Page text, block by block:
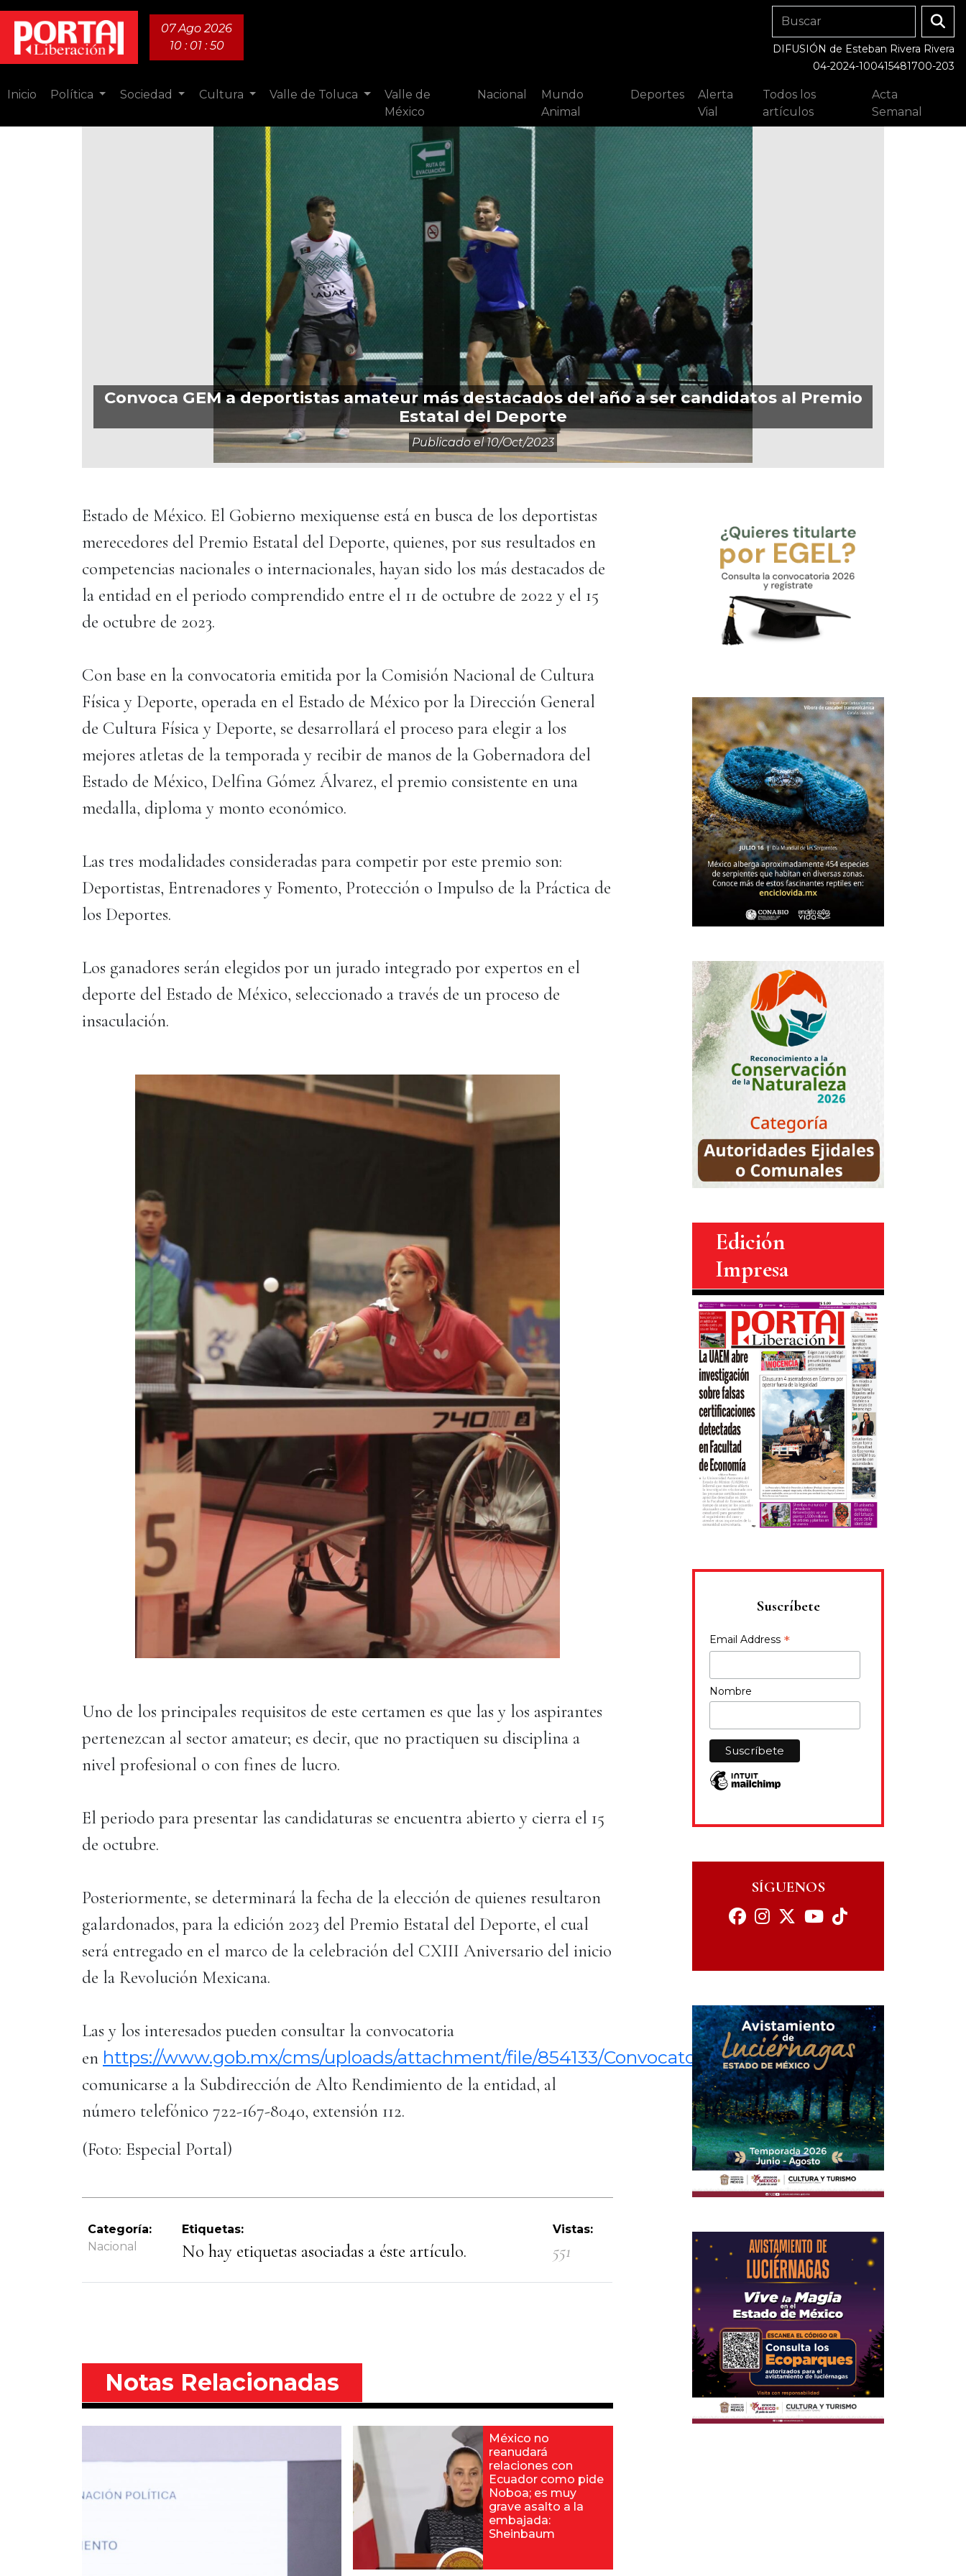
07 Ago 2026
10 : 01 : 52
DIFUSIÓN de Esteban Rivera Rivera
04-2024-100415481700-203
Inicio Política Sociedad Cultura Valle de Toluca
Valle de
México
Nacional
Mundo
Animal
Deportes
Alerta
Vial
Todos los
artículos
Acta
Semanal
Convoca GEM a deportistas amateur más destacados del año a ser candidatos al Premio
Estatal del Deporte
Publicado el10/oct/2023
Estado de México. El Gobierno mexiquense está en busca de los deportistas
merecedores del Premio Estatal del Deporte, quienes, por sus resultados en
competencias nacionales o internacionales, hayan sido los más destacados de
la entidad en el periodo comprendido entre el 11 de octubre de 2022 y el 15
de octubre de 2023.
Con base en la convocatoria emitida por la Comisión Nacional de Cultura
Física y Deporte, operada en el Estado de México por la Dirección General
de Cultura Física y Deporte, se desarrollará el proceso para elegir a los
mejores atletas de la temporada y recibir de manos de la Gobernadora del
Estado de México, Delfina Gómez Álvarez, el premio consistente en una
medalla, diploma y monto económico.
Las tres modalidades consideradas para competir por este premio son:
Deportistas, Entrenadores y Fomento, Protección o Impulso de la Práctica de
los Deportes.
Los ganadores serán elegidos por un jurado integrado por expertos en el
deporte del Estado de México, seleccionado a través de un proceso de
insaculación.
Uno de los principales requisitos de este certamen es que las y los aspirantes
pertenezcan al sector amateur; es decir, que no practiquen su disciplina a
nivel profesional o con fines de lucro.
El periodo para presentar las candidaturas se encuentra abierto y cierra el 15
de octubre.
Posteriormente, se determinará la fecha de la elección de quienes resultaron
galardonados, para la edición 2023 del Premio Estatal del Deporte, el cual
será entregado en el marco de la celebración del CXIII Aniversario del inicio
de la Revolución Mexicana.
Las y los interesados pueden consultar la convocatoria
en https://www.gob.mx/cms/uploads/attachment/file/854133/Convocatoria_PED_2023.pdfo
comunicarse a la Subdirección de Alto Rendimiento de la entidad, al
número telefónico 722-167-8040, extensión 112.
(Foto: Especial Portal)
Categoría:
Nacional
Etiquetas:
No hay etiquetas asociadas a éste artículo.
Vistas:
551
Notas Relacionadas
México no
reanudará
relaciones con
Ecuador como pide
Noboa; es muy
grave asalto a la
embajada:
Sheinbaum
Edición
Impresa
Suscríbete
Email Address *
Nombre
SÍGUENOS